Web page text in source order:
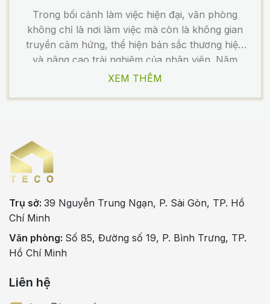
Trong bối cảnh làm việc hiện đại, văn phòng
không chỉ là nơi làm việc mà còn là không gian
truyền cảm hứng, thể hiện bản sắc thương hiệu
và nâng cao trải nghiệm của nhân viên. Năm
2025, xu hướng thiết kế văn phòng tại Việt Nam
XEM THÊM
Trụ sở: 39 Nguyễn Trung Ngạn, P. Sài Gòn, TP. Hồ
Chí Minh
Văn phòng: Số 85, Đường số 19, P. Bình Trưng, TP.
Hồ Chí Minh
Liên hệ